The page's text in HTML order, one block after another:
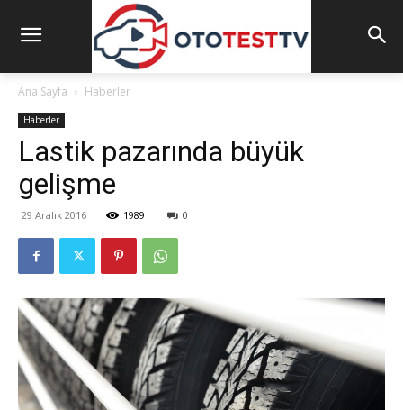
Ana Sayfa Haberler
Haberler
Lastik pazarında büyük
gelişme
29 Aralık 2016 1989 0